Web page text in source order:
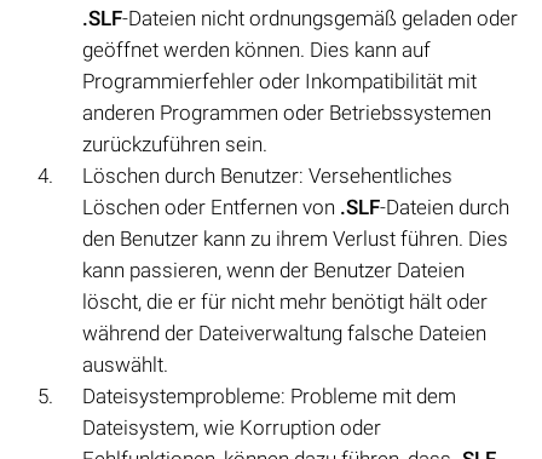
.SLF-Dateien nicht ordnungsgemäß geladen oder
geöffnet werden können. Dies kann auf
Programmierfehler oder Inkompatibilität mit
anderen Programmen oder Betriebssystemen
zurückzuführen sein.
Löschen durch Benutzer: Versehentliches
Löschen oder Entfernen von .SLF-Dateien durch
den Benutzer kann zu ihrem Verlust führen. Dies
kann passieren, wenn der Benutzer Dateien
löscht, die er für nicht mehr benötigt hält oder
während der Dateiverwaltung falsche Dateien
auswählt.
Dateisystemprobleme: Probleme mit dem
Dateisystem, wie Korruption oder